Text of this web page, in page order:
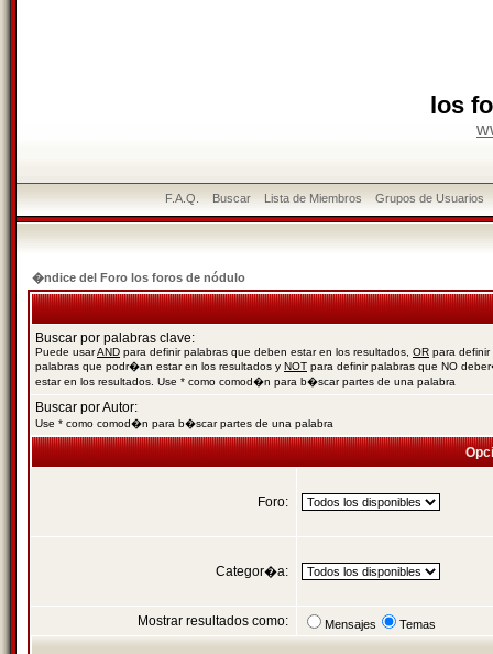
los
F.A.Q. Buscar Lista de Miembros Grupos de Usuarios
�ndice del Foro los foros de nódulo
Buscar por palabras clave:
Puede usarAND para definir palabras que deben estar en los resultados, OR para definir
palabras que podr�an estar en los resultados y NOT para definir palabras que NO
estar en los resultados. Use * como comod�n para b�scar partes de una palabra
Buscar por Autor:
Use * como comod�n para b�scar partes de una palabra
Foro:
Categor�a:
Mostrar resultados como: Mensajes Temas